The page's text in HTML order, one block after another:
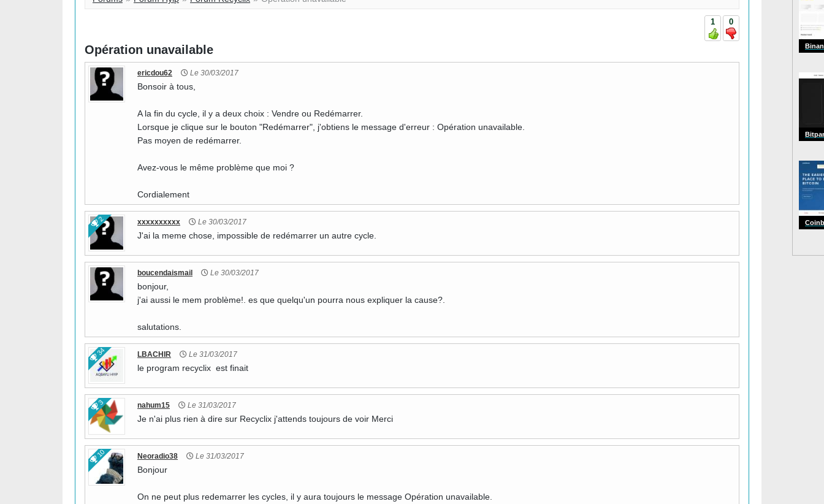
1 0
Opération unavailable
ericdou62 Le 30/03/2017
Bonsoir à tous,
A la fin du cycle, il y a deux choix : Vendre ou Redémarrer.
Lorsque je clique sur le bouton "Redémarrer", j'obtiens le message d'erreur : Opération unavailable.
Pas moyen de redémarrer.
Avez-vous le même problème que moi ?
Cordialement
2 xxxxxxxxxx Le 30/03/2017
J'ai la meme chose, impossible de redémarrer un autre cycle.
boucendaismail Le 30/03/2017
bonjour,
j'ai aussi le mem problème!. es que quelqu'un pourra nous expliquer la cause?.
salutations.
34 LBACHIR Le 31/03/2017
le program recyclix est finait
3 nahum15 Le 31/03/2017
Je n'ai plus rien à dire sur Recyclix j'attends toujours de voir Merci
10 Neoradio38 Le 31/03/2017
Bonjour
On ne peut plus redemarrer les cycles, il y aura toujours le message Opération unavailable.